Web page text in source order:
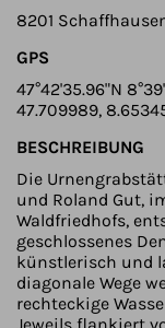
8201
GPS
47°42'35.96"N
47.709989,
BESCHREIBUNG
Die
und Roland Gut,
Waldfriedhofs,
geschlossenes
künstlerisch und
diagonale Wege
rechteckige